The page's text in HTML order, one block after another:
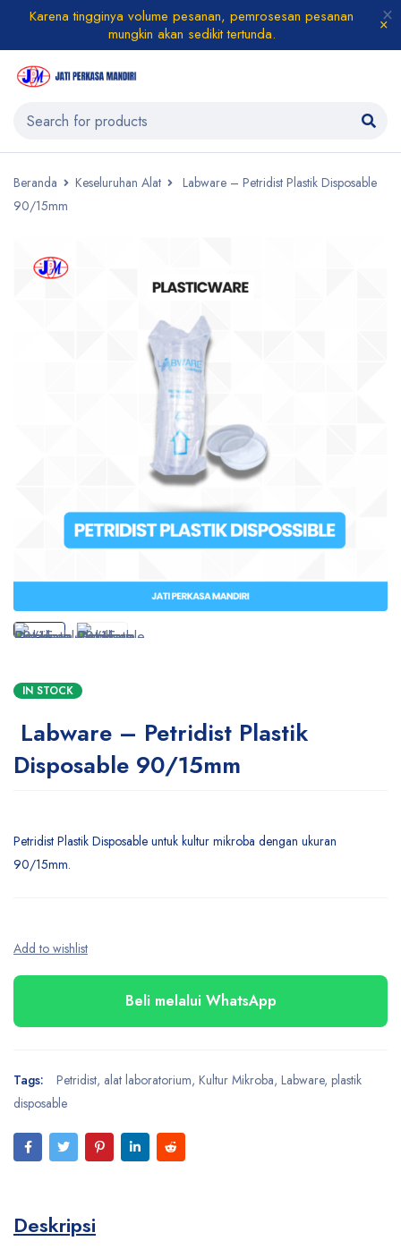
Karena tingginya volume pesanan, pemrosesan pesanan
mungkin akan sedikit tertunda.
Beranda Keseluruhan Alat
Labware – Petridist Plastik Disposable
90/15mm
IN STOCK
Labware – Petridist Plastik
Disposable 90/15mm
Petridist Plastik Disposable untuk kultur mikroba dengan ukuran
90/15mm.
Beli melalui WhatsApp
Tags: Petridist, alat laboratorium, Kultur Mikroba, Labware, plastik
disposable
Deskripsi